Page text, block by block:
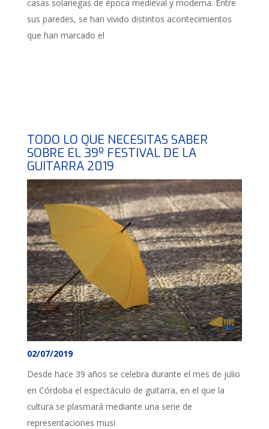
casas solariegas de época medieval y moderna. Entre
sus paredes, se han vivido distintos acontecimientos
que han marcado el
TODO LO QUE NECESITAS SABER
SOBRE EL 39º FESTIVAL DE LA
GUITARRA 2019
02/07/2019
Desde hace 39 años se celebra durante el mes de julio
en Córdoba el espectáculo de guitarra, en el que la
cultura se plasmará mediante una serie de
representaciones musi